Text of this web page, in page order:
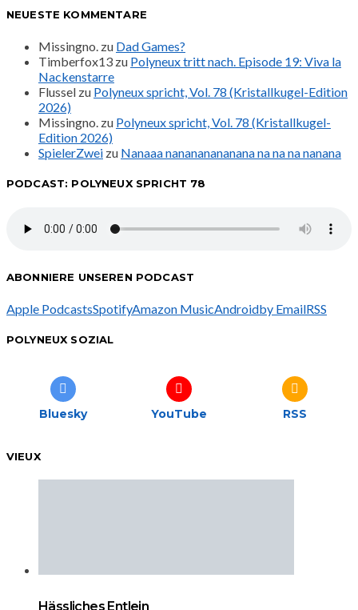
NEUESTE KOMMENTARE
Missingno. zu Dad Games?
Timberfox13 zu Polyneux tritt nach. Episode 19: Viva la
Nackenstarre
Flussel zu Polyneux spricht, Vol. 78 (Kristallkugel-Edition
2026)
Missingno. zu Polyneux spricht, Vol. 78 (Kristallkugel-
Edition 2026)
SpielerZwei zu Nanaaa nanananananana na na na nanana
PODCAST: POLYNEUX SPRICHT 78
ABONNIERE UNSEREN PODCAST
Apple PodcastsSpotifyAmazon MusicAndroidby EmailRSS
POLYNEUX SOZIAL
Bluesky YouTube RSS
VIEUX
Hässliches Entlein